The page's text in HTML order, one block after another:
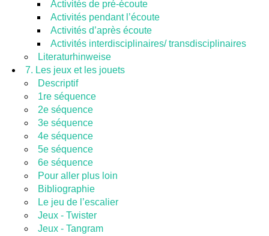
Activités de pré-écoute
Activités pendant l’écoute
Activités d’après écoute
Activités interdisciplinaires/ transdisciplinaires
Literaturhinweise
7. Les jeux et les jouets
Descriptif
1re séquence
2e séquence
3e séquence
4e séquence
5e séquence
6e séquence
Pour aller plus loin
Bibliographie
Le jeu de l’escalier
Jeux - Twister
Jeux - Tangram